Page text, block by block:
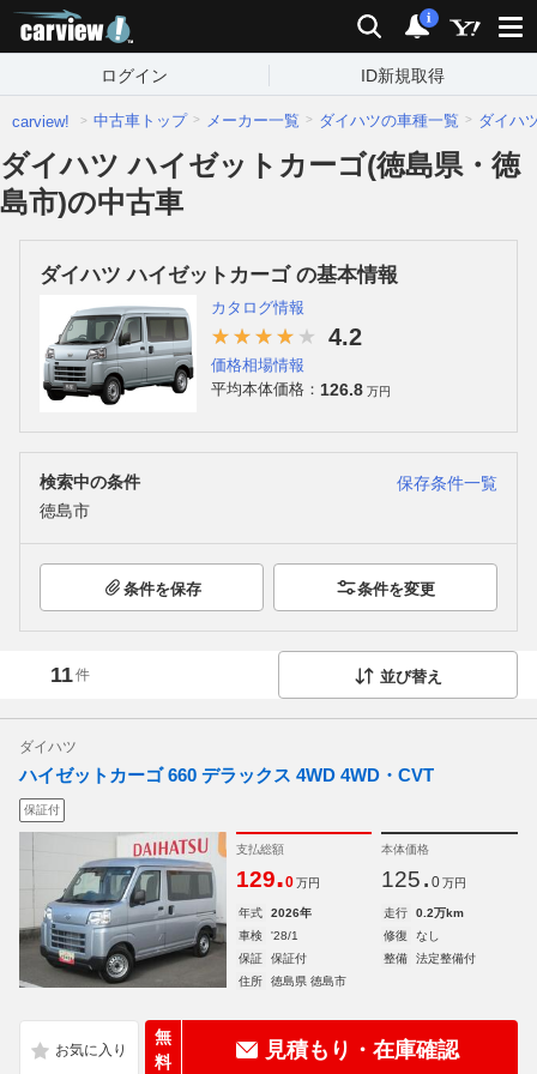
検索 通知
i
ログイン ID新規取得
carview! 中古車トップ メーカー一覧 ダイハツの車種一覧 ダイハ
ダイハツ ハイゼットカーゴ(徳島県・徳
島市)の中古車
ダイハツ ハイゼットカーゴ の基本情報
カタログ情報
4.2
価格相場情報
平均本体価格： 126.8 万円
検索中の条件
保存条件一覧
徳島市
条件を保存 条件を変更
11件 並び替え
ダイハツ
ハイゼットカーゴ 660 デラックス 4WD 4WD・CVT
保証付
支払総額
129.0 万円
本体価格
125. 0 万円
年式 2026年 走行
0.2万km
車検
'28/1 修復
なし
保証
保証付 整備
法定整備付
住所
徳島県 徳島市
無
料
見積もり・在庫確認